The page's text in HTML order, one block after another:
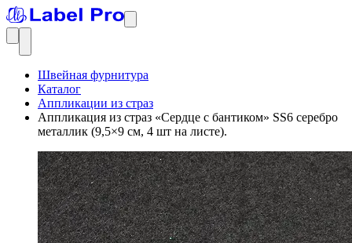
Швейная фурнитура
Каталог
Аппликации из страз
Аппликация из страз «Сердце с бантиком» SS6 серебро
металлик (9,5×9 см, 4 шт на листе).